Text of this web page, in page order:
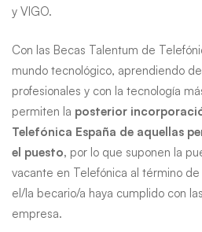
y VIGO.
Con las Becas Talentum de
mundo tecnológico, aprendiendo
profesionales y con la tecnología
permiten la posterior
Telefónica España de aquellas
el puesto, por lo que suponen la
vacante en Telefónica al término
el/la becario/a haya cumplido con
empresa.